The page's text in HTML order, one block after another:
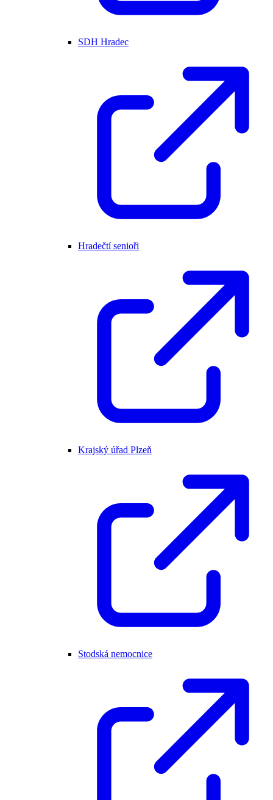
SDH Hradec
Hradečtí senioři
Krajský úřad Plzeň
Stodská nemocnice